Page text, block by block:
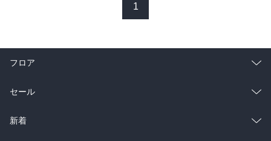
1
フロア
総合
ラノベ
セール
総合
新着